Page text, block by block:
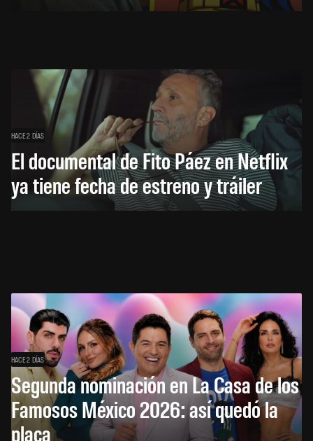
HACE 2 DÍAS
El documental de Fito Páez en Netflix
ya tiene fecha de estreno y tráiler
HACE 2 DÍAS
Segunda nominación en La Casa de los
Famosos México 2026: así quedó la
placa